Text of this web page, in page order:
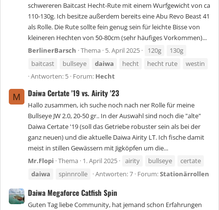
schwereren Baitcast Hecht-Rute mit einem Wurfgewicht von ca
110-130g. Ich besitze außerdem bereits eine Abu Revo Beast 41
als Rolle. Die Rute sollte fein genug sein für leichte Bisse von
kleineren Hechten von 50-80cm (sehr häufiges Vorkommen)...
BerlinerBarsch Thema 5. April 2025 120g
130g
baitcast
bullseye daiwa hecht hecht rute
westin
Antworten: 5 Forum: Hecht
M Daiwa Certate '19 vs. Airity '23
Hallo zusammen, ich suche noch nach ner Rolle für meine
Bullseye JW 2.0, 20-50 gr.. In der Auswahl sind noch die "alte"
Daiwa Certate '19 (soll das Getriebe robuster sein als bei der
ganz neuen) und die aktuelle Daiwa Airity LT. Ich fische damit
meist in stillen Gewässern mit Jigköpfen um die...
Mr.Flopi Thema 1. April 2025 airity bullseye
certate
daiwa
spinnrolle Antworten: 7 Forum:Stationärrollen
Daiwa Megaforce Catfish Spin
Guten Tag liebe Community, hat jemand schon Erfahrungen